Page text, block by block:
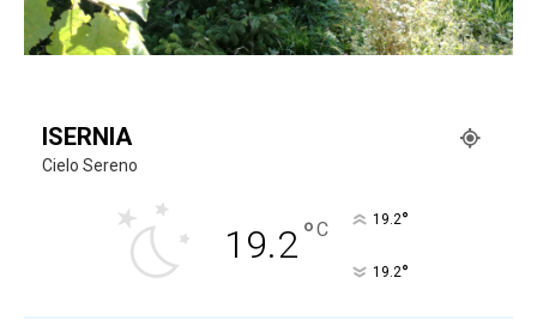
ISERNIA
Cielo Sereno
19.2°C 19.2°
19.2°